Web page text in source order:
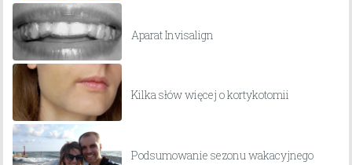
Aparat Invisalign
Kilka słów więcej o kortykotomii
Podsumowanie sezonu wakacyjnego